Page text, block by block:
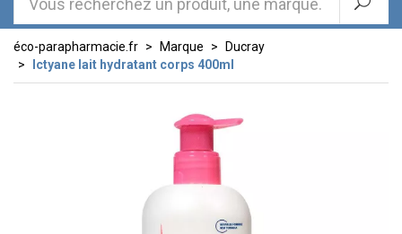
éco-parapharmacie.fr Marque
Ducray
Ictyane lait hydratant corps 400ml